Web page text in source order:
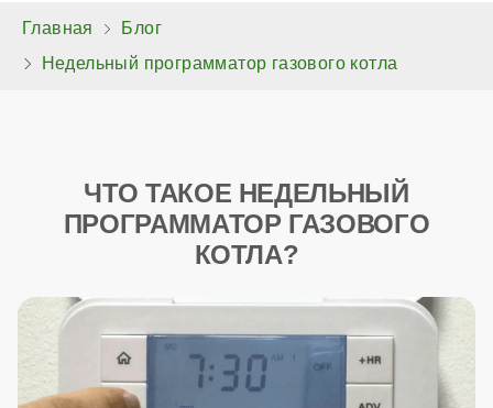
Главная
Блог
Недельный программатор газового котла
ЧТО ТАКОЕ НЕДЕЛЬНЫЙ
ПРОГРАММАТОР ГАЗОВОГО
КОТЛА?